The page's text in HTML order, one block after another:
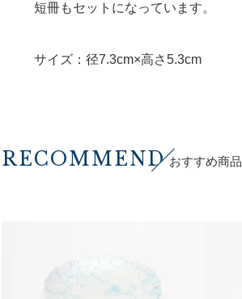
短冊もセットになっています。
サイズ：径7.3cm×高さ5.3cm
RECOMMEND おすすめ商品